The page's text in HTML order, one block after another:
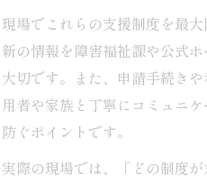
現場でこれらの支援制度を最
新の情報を障害福祉課や公式
大切です。また、申請手続き
用者や家族と丁寧にコミュニ
防ぐポイントです。
実際の現場では、「どの制度